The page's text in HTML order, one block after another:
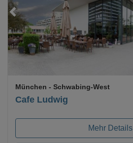
Loading...
Cafe Ludwig
München - Schwabing-West
Mehr Details